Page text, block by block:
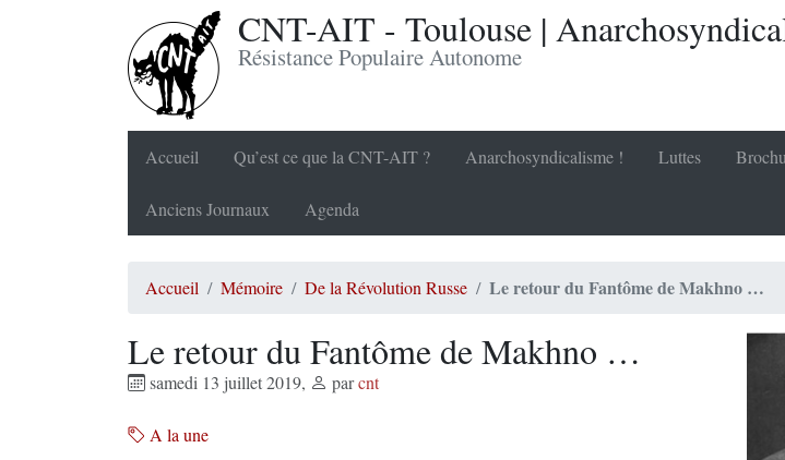
CNT-AIT - Toulouse |
Résistance Populaire Autonome
Accueil Qu’est ce que la CNT-AIT ? Anarchosyndicalisme ! Luttes
Anciens Journaux Agenda
Accueil Mémoire De la Révolution Russe Le retour du Fantôme de Makhno …
Le retour du Fantôme de Makhno …
samedi 13 juillet 2019, parcnt
A la une